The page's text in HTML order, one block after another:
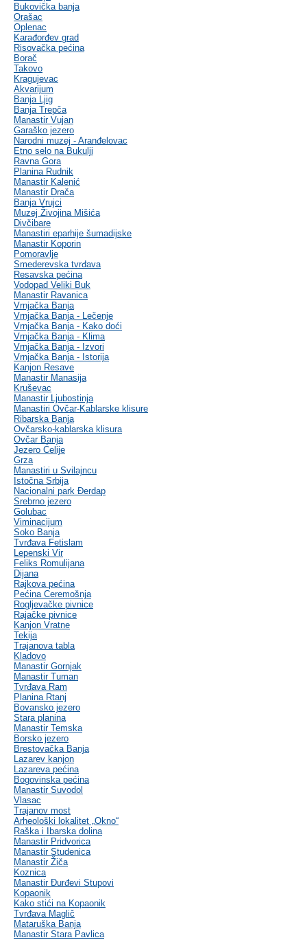
Bukovička banja
Orašac
Oplenac
Karađorđev grad
Risovačka pećina
Borač
Takovo
Kragujevac
Akvarijum
Banja Ljig
Banja Trepča
Manastir Vujan
Garaško jezero
Narodni muzej - Aranđelovac
Etno selo na Bukulji
Ravna Gora
Planina Rudnik
Manastir Kalenić
Manastir Drača
Banja Vrujci
Muzej Živojina Mišića
Divčibare
Manastiri eparhije šumadijske
Manastir Koporin
Pomoravlje
Smederevska tvrđava
Resavska pećina
Vodopad Veliki Buk
Manastir Ravanica
Vrnjačka Banja
Vrnjačka Banja - Lečenje
Vrnjačka Banja - Kako doći
Vrnjačka Banja - Klima
Vrnjačka Banja - Izvori
Vrnjačka Banja - Istorija
Kanjon Resave
Manastir Manasija
Kruševac
Manastir Ljubostinja
Manastiri Ovčar-Kablarske klisure
Ribarska Banja
Ovčarsko-kablarska klisura
Ovčar Banja
Jezero Ćelije
Grza
Manastiri u Svilajncu
Istočna Srbija
Nacionalni park Đerdap
Srebrno jezero
Golubac
Viminacijum
Soko Banja
Tvrđava Fetislam
Lepenski Vir
Feliks Romulijana
Dijana
Rajkova pećina
Pećina Ceremošnja
Rogljevačke pivnice
Rajačke pivnice
Kanjon Vratne
Tekija
Trajanova tabla
Kladovo
Manastir Gornjak
Manastir Tuman
Tvrđava Ram
Planina Rtanj
Bovansko jezero
Stara planina
Manastir Temska
Borsko jezero
Brestovačka Banja
Lazarev kanjon
Lazareva pećina
Bogovinska pećina
Manastir Suvodol
Vlasac
Trajanov most
Arheološki lokalitet „Okno“
Raška i Ibarska dolina
Manastir Pridvorica
Manastir Studenica
Manastir Žiča
Koznica
Manastir Đurđevi Stupovi
Kopaonik
Kako stići na Kopaonik
Tvrđava Maglič
Mataruška Banja
Manastir Stara Pavlica